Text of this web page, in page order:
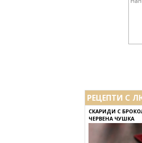
РЕЦЕПТИ С
СКАРИДИ С
ЧЕРВЕНА ЧУШКА